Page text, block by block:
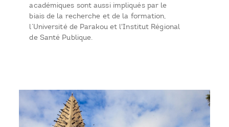
académiques sont aussi impliqués par le
biais de la recherche et de la formation,
l’Université de Parakou et l'Institut Régional
de Santé Publique.